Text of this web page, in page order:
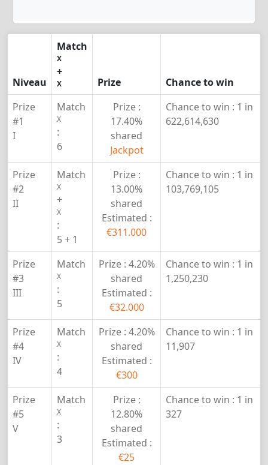
Niveau
Match
X
+
X Prize
Chance to win
Prize
#1
I
Match
X
:
6
Prize :
17.40%
shared
Jackpot
Chance to win : 1 in
622,614,630
Prize
#2
II
Match
X
+
X
:
5 + 1
Prize :
13.00%
shared
Estimated :
€311.000
Chance to win : 1 in
103,769,105
Prize
#3
III
Match
X
:
5
Prize : 4.20%
shared
Estimated :
€32.000
Chance to win : 1 in
1,250,230
Prize
#4
IV
Match
X
:
4
Prize : 4.20%
shared
Estimated :
€300
Chance to win : 1 in
11,907
Prize
#5
V
Match
X
:
3
Prize :
12.80%
shared
Estimated :
€25
Chance to win : 1 in
327